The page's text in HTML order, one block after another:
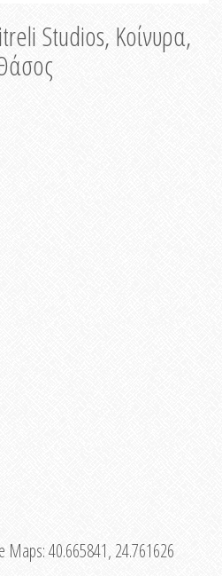
Studios, Κοίνυρα,
Maps:40.665841, 24.761626